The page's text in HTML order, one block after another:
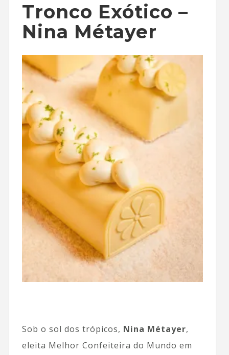
Tronco Exótico –
Nina Métayer
Sob o sol dos trópicos, Nina Métayer,
eleita Melhor Confeiteira do Mundo em